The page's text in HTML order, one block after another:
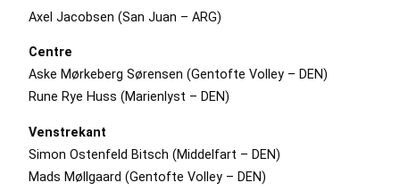
Axel Jacobsen (San Juan – ARG)
Centre
Aske Mørkeberg Sørensen (Gentofte Volley – DEN)
Rune Rye Huss (Marienlyst – DEN)
Venstrekant
Simon Ostenfeld Bitsch (Middelfart – DEN)
Mads Møllgaard (Gentofte Volley – DEN)